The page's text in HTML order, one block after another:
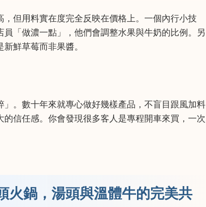
但用料實在度完全反映在價格上。一個內行小技
「做濃一點」，他們會調整水果與牛奶的比例。另
鮮草莓而非果醬。
。數十年來就專心做好幾樣產品，不盲目跟風加料
信任感。你會發現很多客人是專程開車來買，一次
火鍋，湯頭與溫體牛的完美共